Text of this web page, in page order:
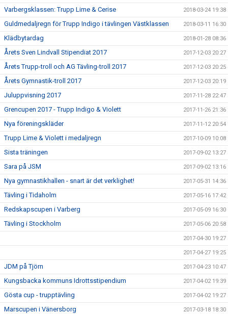
Varbergsklassen: Trupp Lime & Cerise 2018-03-24 19:38
Guldmedaljregn för Trupp Indigo i tävlingen Västklassen 2018-03-11 16:30
Klädbytardag 2018-01-28 08:36
Årets Sven Lindvall Stipendiat 2017 2017-12-03 20:27
Årets Trupp-troll och AG Tävling-troll 2017 2017-12-03 20:25
Årets Gymnastik-troll 2017 2017-12-03 20:19
Juluppvisning 2017 2017-11-28 22:47
Grencupen 2017 - Trupp Indigo & Violett 2017-11-26 21:36
Nya föreningskläder 2017-11-12 20:54
Trupp Lime & Violett i medaljregn 2017-10-09 10:08
Sista träningen 2017-09-02 13:27
Sara på JSM 2017-09-02 13:16
Nya gymnastikhallen - snart är det verklighet! 2017-05-31 14:36
Tävling i Tidaholm 2017-05-16 17:42
Redskapscupen i Varberg 2017-05-09 16:30
Tävling i Stockholm 2017-05-06 20:58
2017-04-30 19:27
2017-04-27 19:25
JDM på Tjörn 2017-04-23 10:47
Kungsbacka kommuns Idrottsstipendium 2017-04-02 19:39
Gösta cup - trupptävling 2017-04-02 19:27
Marscupen i Vänersborg 2017-03-18 18:30